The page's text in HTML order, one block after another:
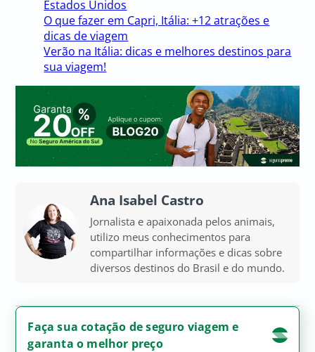
Estados Unidos
O que fazer em Capri, Itália: +12 atrações e
dicas de viagem
Verão na Itália: dicas e melhores destinos para
sua viagem!
Ana Isabel Castro
Jornalista e apaixonada pelos animais,
utilizo meus conhecimentos para
compartilhar informações e dicas sobre
diversos destinos do Brasil e do mundo.
Faça sua cotação de seguro viagem e
garanta o melhor preço